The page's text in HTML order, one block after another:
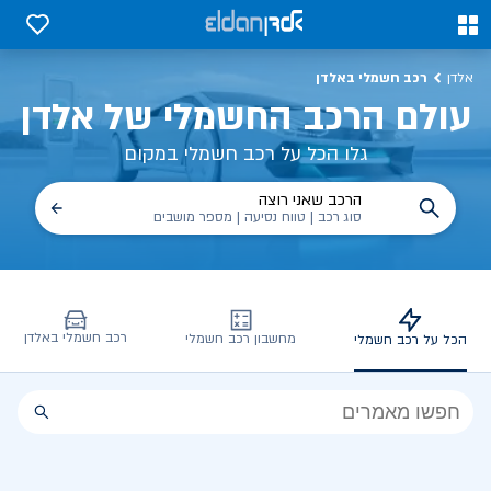
0
0
אלדן רכב חשמלי באלדן
עולם הרכב החשמלי של אלדן
גלו הכל על רכב חשמלי במקום
הרכב שאני רוצה
סוג רכב | טווח נסיעה | מספר מושבים
הכל על רכב חשמלי מחשבון רכב חשמלי רכב חשמלי באלדן
הכל
הכל על רכב חשמלי, שימושים, טכנולוגיה וכל מה שכדי לדעת | אלדן